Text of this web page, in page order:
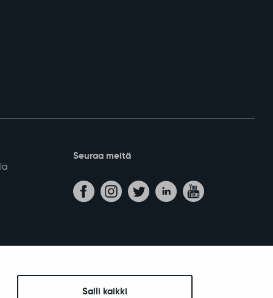
Salli kaikki
Seuraa meitä